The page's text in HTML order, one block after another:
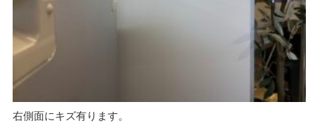
右側面にキズ有ります。